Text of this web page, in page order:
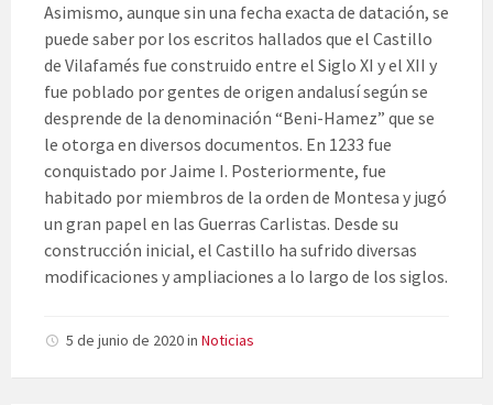
Asimismo, aunque sin una fecha exacta de datación, se
puede saber por los escritos hallados que el Castillo
de Vilafamés fue construido entre el Siglo XI y el XII y
fue poblado por gentes de origen andalusí según se
desprende de la denominación “Beni-Hamez” que se
le otorga en diversos documentos. En 1233 fue
conquistado por Jaime I. Posteriormente, fue
habitado por miembros de la orden de Montesa y jugó
un gran papel en las Guerras Carlistas. Desde su
construcción inicial, el Castillo ha sufrido diversas
modificaciones y ampliaciones a lo largo de los siglos.
5 de junio de 2020in Noticias